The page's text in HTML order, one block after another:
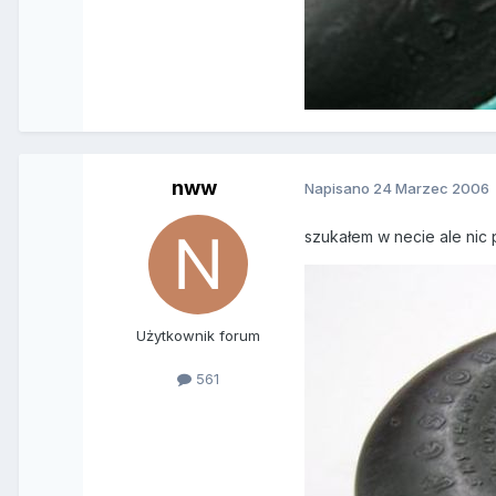
nww
Użytkownik forum
561
Napisano 24 Marzec 2006
szukałem w necie ale